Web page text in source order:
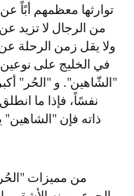
توارثها معظمهم أبًاً
من الرجال لا تزيد
ولا يقل زمن الرحلة
في الخليج على
"الشّاهين". و "الحُر"
نفسًاً، فإذا ما
ذاته فإن
من مميزات